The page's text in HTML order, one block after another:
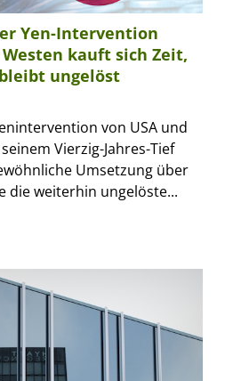
Yen-Intervention
kauft sich Zeit,
ungelöst
von USA und
Vierzig-Jahres-Tief
Umsetzung über
die weiterhin ungelöste...